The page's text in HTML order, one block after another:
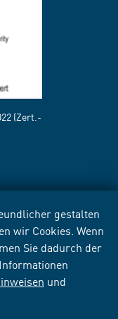
gestalten
wir Cookies. Wenn
Sie dadurch der
und
(Zert.-